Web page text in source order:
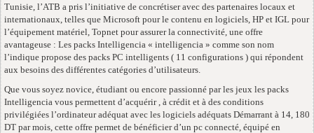
Tunisie, l’ATB a pris l’initiative de concrétiser avec des partenaires locaux et
internationaux, telles que Microsoft pour le contenu en logiciels, HP et IGL pour
l’équipement matériel, Topnet pour assurer la connectivité, une offre
avantageuse : Les packs Intelligencia « intelligencia » comme son nom
l’indique propose des packs PC intelligents ( 11 configurations ) qui répondent
aux besoins des différentes catégories d’utilisateurs.
Que vous soyez novice, étudiant ou encore passionné par les jeux les packs
Intelligencia vous permettent d’acquérir , à crédit et à des conditions
privilégiées l’ordinateur adéquat avec les logiciels adéquats Démarrant à 14, 180
DT par mois, cette offre permet de bénéficier d’un pc connecté, équipé en